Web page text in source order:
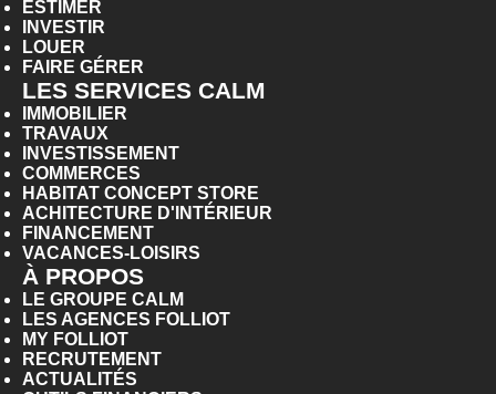
ESTIMER
INVESTIR
LOUER
FAIRE GÉRER
LES SERVICES CALM
IMMOBILIER
TRAVAUX
INVESTISSEMENT
COMMERCES
HABITAT CONCEPT STORE
ACHITECTURE D'INTÉRIEUR
FINANCEMENT
VACANCES-LOISIRS
À PROPOS
LE GROUPE CALM
LES AGENCES FOLLIOT
MY FOLLIOT
RECRUTEMENT
ACTUALITÉS